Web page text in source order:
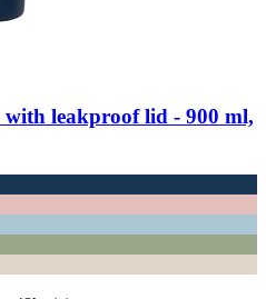
leakproof lid -​ 900 ml,